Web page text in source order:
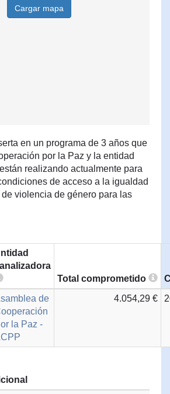
Cargar mapa
en un programa de 3 años que
por la Paz y la entidad
realizando actualmente para
de acceso a la igualdad
violencia de género para las
Total comprometido
de
la Paz -
4.054,29 €